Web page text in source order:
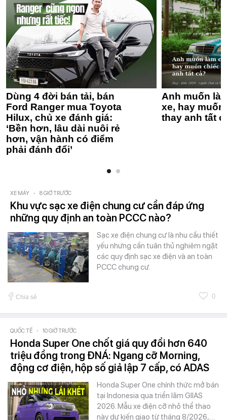
Dùng 4 đời bán tải, bán
Ford Ranger mua Toyota
Hilux, chủ xe đánh giá:
‘Bền hơn, lâu dài nuôi rẻ
hơn, vận hành có điểm
phải đánh đổi’
Anh muốn
xe, hay
thay anh tất
XE MÁY - 8 GIỜ TRƯỚC
Khu vực sạc xe điện chung cư cần đáp ứng
những quy định an toàn PCCC nào?
Sạc xe điện chung cư là nhu cầu thiết
yếu nhưng cần tuân thủ nghiêm ngặt
các quy định sạc xe điện và an toàn
PCCC chung cư.
Chia sẻ 0
QUỐC TẾ - 10 GIỜ TRƯỚC
Honda Super One chốt giá quy đổi hơn 640
triệu đồng trong ĐNÁ: Ngang cỡ Morning,
động cơ điện, hộp số giả lập 7 cấp, có ADAS
Honda Super One chính thức mở bán
tại Indonesia qua triển lãm GIIAS
2026. Mẫu xe điện cỡ nhỏ thể thao
này dự kiến giao từ tháng 8/2026,…